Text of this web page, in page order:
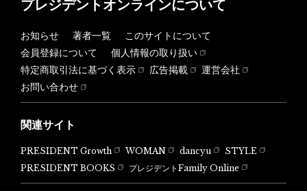
プレジデントオンラインについて
お知らせ 著者一覧
このサイトについて
会員登録について
個人情報の取り扱い
特定商取引法に基づく表示
広告掲載
運営会社
お問い合わせ
関連サイト
PRESIDENT Growth WOMAN dancyu
STYLE
PRESIDENT BOOKS
プレジデントFamily Online